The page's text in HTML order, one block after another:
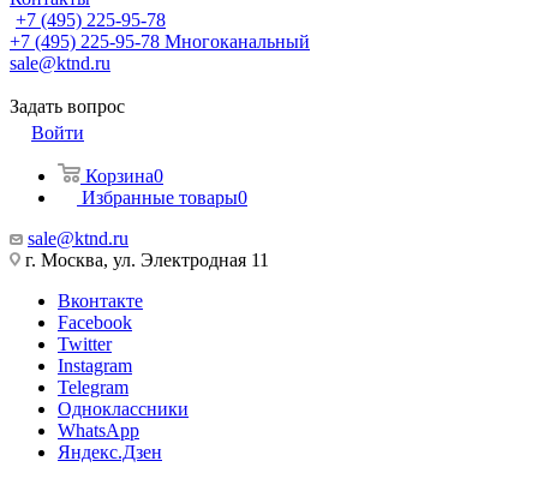
+7 (495) 225-95-78
+7 (495) 225-95-78 Многоканальный
sale@ktnd.ru
Задать вопрос
Войти
Корзина0
Избранные товары0
sale@ktnd.ru
г. Москва, ул. Электродная 11
Вконтакте
Facebook
Twitter
Instagram
Telegram
Одноклассники
WhatsApp
Яндекс.Дзен